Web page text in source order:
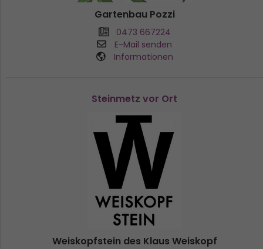
Gartenbau Pozzi
0473 667224
E-Mail senden
Informationen
Steinmetz vor Ort
Weiskopfstein des Klaus Weiskopf